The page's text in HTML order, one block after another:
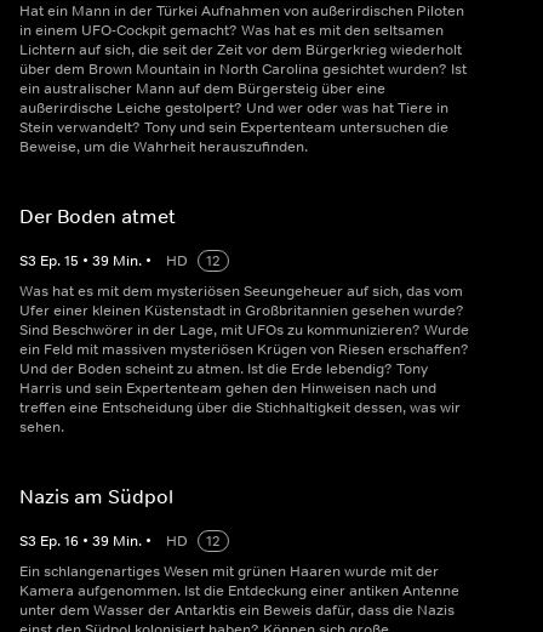
Hat ein Mann in der Türkei Aufnahmen von außerirdischen Piloten
in einem UFO-Cockpit gemacht? Was hat es mit den seltsamen
Lichtern auf sich, die seit der Zeit vor dem Bürgerkrieg wiederholt
über dem Brown Mountain in North Carolina gesichtet wurden? Ist
ein australischer Mann auf dem Bürgersteig über eine
außerirdische Leiche gestolpert? Und wer oder was hat Tiere in
Stein verwandelt? Tony und sein Expertenteam untersuchen die
Beweise, um die Wahrheit herauszufinden.
Der Boden atmet
S3 Ep.15 • 39 Min. • HD
12
Was hat es mit dem mysteriösen Seeungeheuer auf sich, das vom
Ufer einer kleinen Küstenstadt in Großbritannien gesehen wurde?
Sind Beschwörer in der Lage, mit UFOs zu kommunizieren? Wurde
ein Feld mit massiven mysteriösen Krügen von Riesen erschaffen?
Und der Boden scheint zu atmen. Ist die Erde lebendig? Tony
Harris und sein Expertenteam gehen den Hinweisen nach und
treffen eine Entscheidung über die Stichhaltigkeit dessen, was wir
sehen.
Nazis am Südpol
S3 Ep.16 • 39 Min. • HD
12
Ein schlangenartiges Wesen mit grünen Haaren wurde mit der
Kamera aufgenommen. Ist die Entdeckung einer antiken Antenne
unter dem Wasser der Antarktis ein Beweis dafür, dass die Nazis